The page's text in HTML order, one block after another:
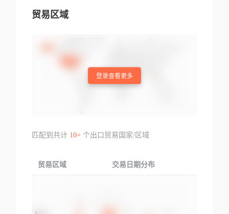
贸易区域
登录查看更多
匹配到共计 10+个出口贸易国家/区域
贸易区域 交易日期分布